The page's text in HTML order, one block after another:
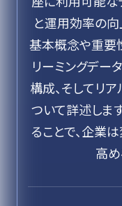
と運用効率の向
基本概念や重要
リーミングデー
構成、そしてリ
ついて詳述しま
ることで、企業
高め